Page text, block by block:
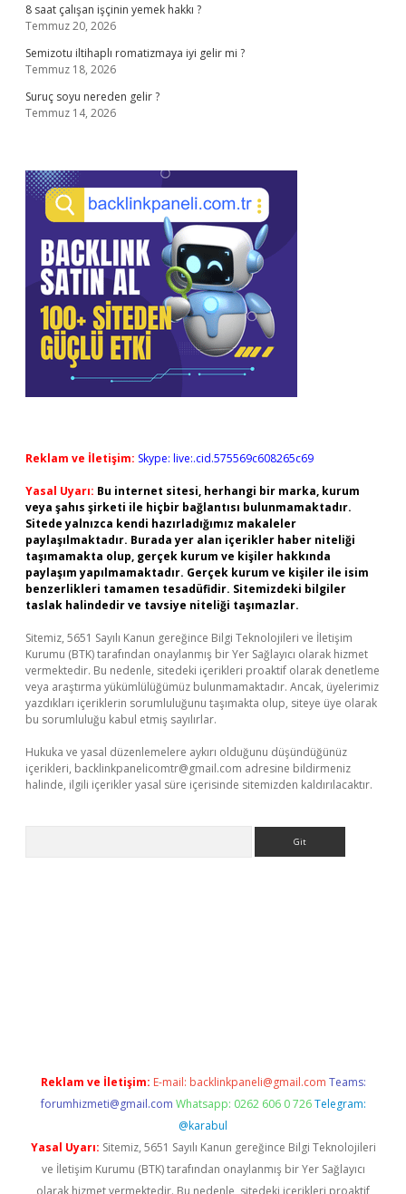
8 saat çalışan işçinin yemek hakkı ?
Temmuz 20, 2026
Semizotu iltihaplı romatizmaya iyi gelir mi ?
Temmuz 18, 2026
Suruç soyu nereden gelir ?
Temmuz 14, 2026
Reklam ve İletişim: Skype: live:.cid.575569c608265c69
Yasal Uyarı: Bu internet sitesi, herhangi bir marka, kurum
veya şahıs şirketi ile hiçbir bağlantısı bulunmamaktadır.
Sitede yalnızca kendi hazırladığımız makaleler
paylaşılmaktadır. Burada yer alan içerikler haber niteliği
taşımamakta olup, gerçek kurum ve kişiler hakkında
paylaşım yapılmamaktadır. Gerçek kurum ve kişiler ile isim
benzerlikleri tamamen tesadüfidir. Sitemizdeki bilgiler
taslak halindedir ve tavsiye niteliği taşımazlar.
Sitemiz, 5651 Sayılı Kanun gereğince Bilgi Teknolojileri ve İletişim
Kurumu (BTK) tarafından onaylanmış bir Yer Sağlayıcı olarak hizmet
vermektedir. Bu nedenle, sitedeki içerikleri proaktif olarak denetleme
veya araştırma yükümlülüğümüz bulunmamaktadır. Ancak, üyelerimiz
yazdıkları içeriklerin sorumluluğunu taşımakta olup, siteye üye olarak
bu sorumluluğu kabul etmiş sayılırlar.
Hukuka ve yasal düzenlemelere aykırı olduğunu düşündüğünüz
içerikleri, backlinkpanelicomtr@gmail.com adresine bildirmeniz
halinde, ilgili içerikler yasal süre içerisinde sitemizden kaldırılacaktır.
Reklam ve İletişim: E-mail: backlinkpaneli@gmail.com Teams:
forumhizmeti@gmail.com Whatsapp: 0262 606 0 726 Telegram:
@karabul
Yasal Uyarı: Sitemiz, 5651 Sayılı Kanun gereğince Bilgi Teknolojileri
ve İletişim Kurumu (BTK) tarafından onaylanmış bir Yer Sağlayıcı
olarak hizmet vermektedir. Bu nedenle, sitedeki içerikleri proaktif